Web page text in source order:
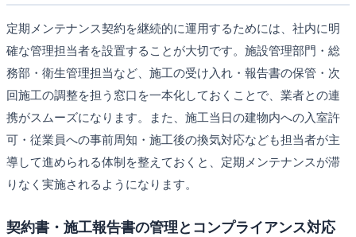
定期メンテナンス契約を継続的に運用するためには、社内に明
確な管理担当者を設置することが大切です。施設管理部門・総
務部・衛生管理担当など、施工の受け入れ・報告書の保管・次
回施工の調整を担う窓口を一本化しておくことで、業者との連
携がスムーズになります。また、施工当日の建物内への入室許
可・従業員への事前周知・施工後の換気対応なども担当者が主
導して進められる体制を整えておくと、定期メンテナンスが滞
りなく実施されるようになります。
契約書・施工報告書の管理とコンプライアンス対応